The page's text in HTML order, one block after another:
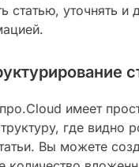
статью, уточнять и
имеет
где видно
Вы можете